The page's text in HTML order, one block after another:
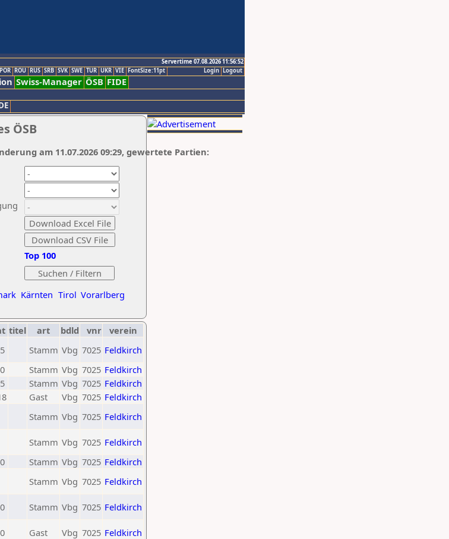
Servertime 07.08.2026 11:56:52
Logout
Login
POR ROU RUS SRB SVK SWE TUR UKR VIE FontSize:11pt
Swiss-Manager ÖSB FIDE
ÖSB
Kärnten Tirol Vorarlberg
Top 100
am 11.07.2026 09:29, gewertete Partien:
titel art bdld vnr
verein
Stamm Vbg 7025 Feldkirch
Stamm Vbg 7025 Feldkirch
Stamm Vbg 7025 Feldkirch
Gast Vbg 7025 Feldkirch
Stamm Vbg 7025 Feldkirch
Stamm Vbg 7025 Feldkirch
Stamm Vbg 7025 Feldkirch
Stamm Vbg 7025 Feldkirch
Stamm Vbg 7025 Feldkirch
Gast Vbg 7025 Feldkirch